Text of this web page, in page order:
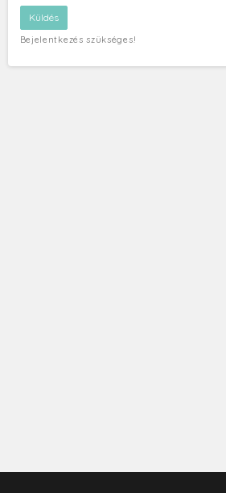
Bejelentkezés szükséges!